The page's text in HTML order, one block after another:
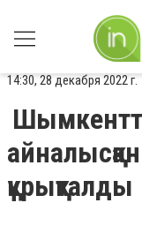
14:30, 28 декабря 2022 г.
құрықталды